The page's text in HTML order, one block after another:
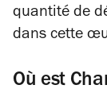
quantité de
dans cette
Où est